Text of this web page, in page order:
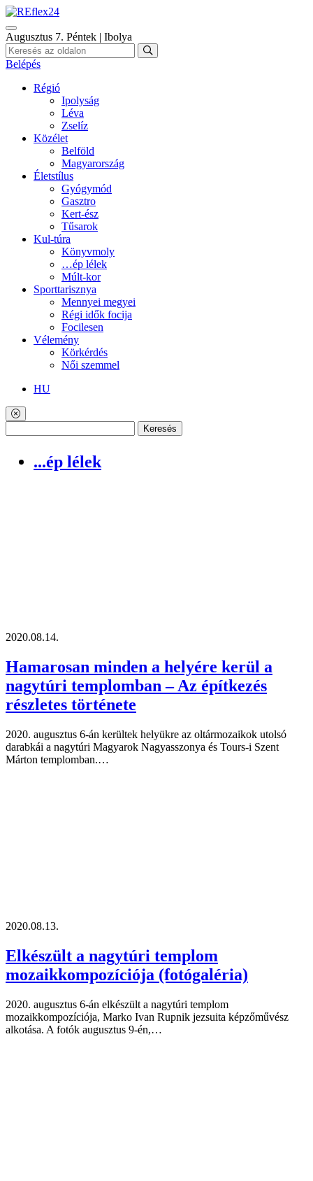
Augusztus 7. Péntek | Ibolya
Belépés
Régió
Ipolyság
Léva
Zselíz
Közélet
Belföld
Magyarország
Életstílus
Gyógymód
Gasztro
Kert-ész
Tűsarok
Kul-túra
Könyvmoly
…ép lélek
Múlt-kor
Sporttarisznya
Mennyei megyei
Régi idők focija
Focilesen
Vélemény
Körkérdés
Női szemmel
HU
Keresés
...ép lélek
2020.08.14.
Hamarosan minden a helyére kerül a
nagytúri templomban – Az építkezés
részletes története
2020. augusztus 6-án kerültek helyükre az oltármozaikok utolsó
darabkái a nagytúri Magyarok Nagyasszonya és Tours-i Szent
Márton templomban.…
2020.08.13.
Elkészült a nagytúri templom
mozaikkompozíciója (fotógaléria)
2020. augusztus 6-án elkészült a nagytúri templom
mozaikkompozíciója, Marko Ivan Rupnik jezsuita képzőművész
alkotása. A fotók augusztus 9-én,…